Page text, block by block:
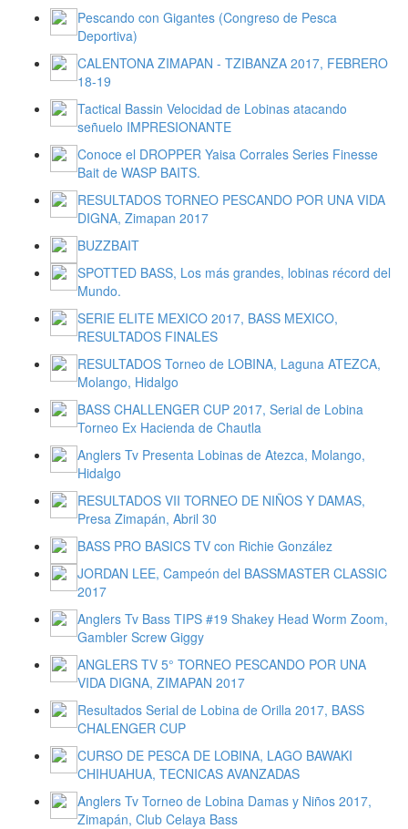
Pescando con Gigantes (Congreso de Pesca
Deportiva)
CALENTONA ZIMAPAN - TZIBANZA 2017, FEBRERO
18-19
Tactical Bassin Velocidad de Lobinas atacando
señuelo IMPRESIONANTE
Conoce el DROPPER Yaisa Corrales Series Finesse
Bait de WASP BAITS.
RESULTADOS TORNEO PESCANDO POR UNA VIDA
DIGNA, Zimapan 2017
BUZZBAIT
SPOTTED BASS, Los más grandes, lobinas récord del
Mundo.
SERIE ELITE MEXICO 2017, BASS MEXICO,
RESULTADOS FINALES
RESULTADOS Torneo de LOBINA, Laguna ATEZCA,
Molango, Hidalgo
BASS CHALLENGER CUP 2017, Serial de Lobina
Torneo Ex Hacienda de Chautla
Anglers Tv Presenta Lobinas de Atezca, Molango,
Hidalgo
RESULTADOS VII TORNEO DE NIÑOS Y DAMAS,
Presa Zimapán, Abril 30
BASS PRO BASICS TV con Richie González
JORDAN LEE, Campeón del BASSMASTER CLASSIC
2017
Anglers Tv Bass TIPS #19 Shakey Head Worm Zoom,
Gambler Screw Giggy
ANGLERS TV 5° TORNEO PESCANDO POR UNA
VIDA DIGNA, ZIMAPAN 2017
Resultados Serial de Lobina de Orilla 2017, BASS
CHALENGER CUP
CURSO DE PESCA DE LOBINA, LAGO BAWAKI
CHIHUAHUA, TECNICAS AVANZADAS
Anglers Tv Torneo de Lobina Damas y Niños 2017,
Zimapán, Club Celaya Bass